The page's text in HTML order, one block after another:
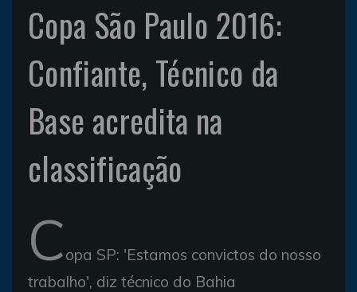
Copa São Paulo 2016:
Confiante, Técnico da
Base acredita na
classificação
Copa SP: 'Estamos convictos do nosso
trabalho', diz técnico do Bahia